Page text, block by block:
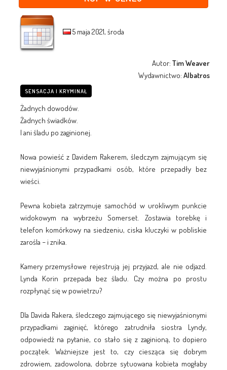
5 maja 2021, środa
Autor:Tim Weaver
Wydawnictwo:Albatros
SENSACJA I KRYMINAŁ
Żadnych dowodów.
Żadnych świadków.
I ani śladu po zaginionej.
Nowa powieść z Davidem Rakerem, śledczym zajmującym się
niewyjaśnionymi przypadkami osób, które przepadły bez
wieści.
Pewna kobieta zatrzymuje samochód w urokliwym punkcie
widokowym na wybrzeżu Somerset. Zostawia torebkę i
telefon komórkowy na siedzeniu, ciska kluczyki w pobliskie
zarośla − i znika.
Kamery przemysłowe rejestrują jej przyjazd, ale nie odjazd.
Lynda Korin przepada bez śladu. Czy można po prostu
rozpłynąć się w powietrzu?
Dla Davida Rakera, śledczego zajmującego się niewyjaśnionymi
przypadkami zaginięć, którego zatrudniła siostra Lyndy,
odpowiedź na pytanie, co stało się z zaginioną, to dopiero
początek. Ważniejsze jest to, czy ciesząca się dobrym
zdrowiem, zadowolona, dobrze sytuowana kobieta mogłaby